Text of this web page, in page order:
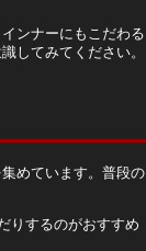
ンナーにもこだわる
してみてください。
めています。普段の
りするのがおすすめ